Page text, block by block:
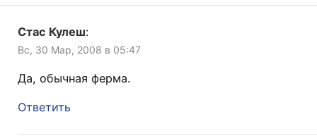
Стас Кулеш:
Вс, 30 Мар, 2008 в 05:47
Да, обычная ферма.
Ответить